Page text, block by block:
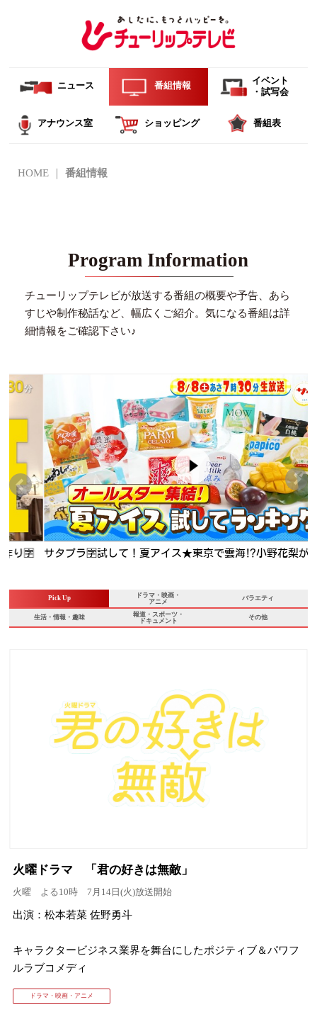
ニュース 番組情報
イベント
・試写会
アナウンス室 ショッピング 番組表
HOME 番組情報
Program Information
チューリップテレビが放送する番組の概要や予告、あら
すじや制作秘話など、幅広くご紹介。 気になる番組は詳
細情報をご確認下さい♪
サタプラ🈑試して！夏アイス★東京で雲海⁉小野花梨が生中継
Pick Up
ドラマ・映画・
アニメ
バラエティ
生活・情報・趣味
報道・スポーツ・
ドキュメント
その他
火曜ドラマ 「君の好きは無敵」
火曜 よる10時 7月14日(火)放送開始
出演：松本若菜 佐野勇斗
キャラクタービジネス業界を舞台にしたポジティブ＆パワフ
ルラブコメディ
ドラマ・映画・アニメ